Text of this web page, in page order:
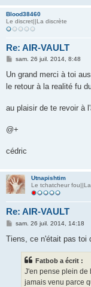
Blood38460
Le discret||La discrète
Re: AIR-VAULT
M
s
a
sam. 26 juil. 2014, 8:48
Un grand merci à toi
le retour à la realité fu
au plaisir de te revoir à
@+
cédric
Utnapishtim
Le tchatcheur
Re: AIR-VAULT
M
s
sam. 26 juil. 2014, 14:18
Tiens, ce n'était pas toi
Fatbob a écrit :
J'en pense plein de
jamais venu parce